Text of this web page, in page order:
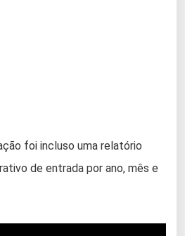
foi incluso uma relatório
de entrada por ano, mês e